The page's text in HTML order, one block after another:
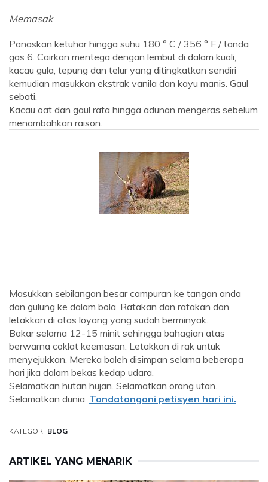
Memasak
Panaskan ketuhar hingga suhu 180 ° C / 356 ° F / tanda
gas 6. Cairkan mentega dengan lembut di dalam kuali,
kacau gula, tepung dan telur yang ditingkatkan sendiri
kemudian masukkan ekstrak vanila dan kayu manis. Gaul
sebati.
Kacau oat dan gaul rata hingga adunan mengeras sebelum
menambahkan raison.
Masukkan sebilangan besar campuran ke tangan anda
dan gulung ke dalam bola. Ratakan dan ratakan dan
letakkan di atas loyang yang sudah berminyak.
Bakar selama 12-15 minit sehingga bahagian atas
berwarna coklat keemasan. Letakkan di rak untuk
menyejukkan. Mereka boleh disimpan selama beberapa
hari jika dalam bekas kedap udara.
Selamatkan hutan hujan. Selamatkan orang utan.
Selamatkan dunia. Tandatangani petisyen hari ini.
KATEGORI BLOG
ARTIKEL YANG MENARIK